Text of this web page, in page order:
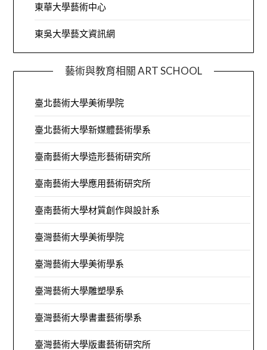
東華大學藝術中心
東吳大學藝文資訊網
藝術與教育相關 ART SCHOOL
臺北藝術大學美術學院
臺北藝術大學新媒體藝術學系
臺南藝術大學造形藝術研究所
臺南藝術大學應用藝術研究所
臺南藝術大學材質創作與設計系
臺灣藝術大學美術學院
臺灣藝術大學美術學系
臺灣藝術大學雕塑學系
臺灣藝術大學書畫藝術學系
臺灣藝術大學版畫藝術研究所